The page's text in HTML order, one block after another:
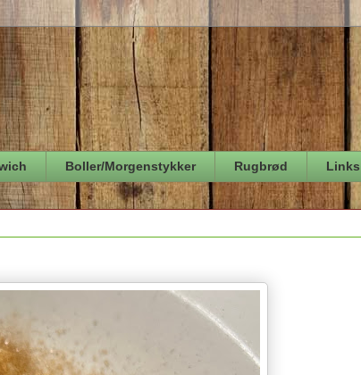
Boller/Morgenstykker Rugbrød Links